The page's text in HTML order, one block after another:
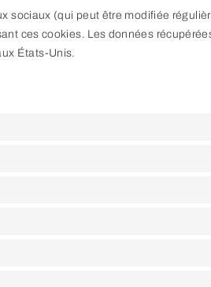
sociaux (qui peut être modifiée
ces cookies. Les données
États-Unis.